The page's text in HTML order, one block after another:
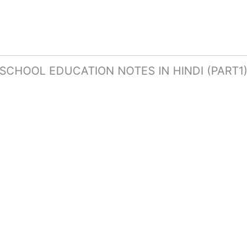
EDUCATION NOTES IN HINDI (PART1)